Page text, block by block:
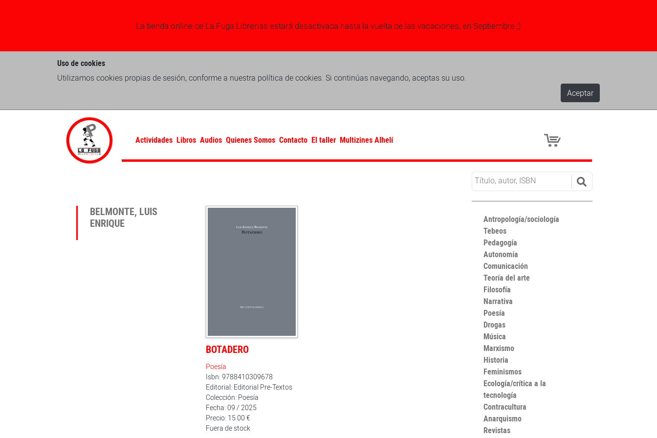
La tienda online de La Fuga Librerias estará desactivada hasta la vuelta de las vacaciones, en Septiembre ;)
Uso de cookies
Utilizamos cookies propias de sesión, conforme a nuestra política de cookies. Si continúas navegando, aceptas su uso.
Aceptar
Actividades Libros Audios Quienes Somos Contacto El taller Multizines Alhelí
BELMONTE, LUIS
ENRIQUE
BOTADERO
Poesía
Isbn: 9788410309678
Editorial: Editorial Pre-Textos
Colección: Poesía
Fecha: 09 / 2025
Precio: 15.00 €
Fuera de stock
Antropología/sociología
Tebeos
Pedagogía
Autonomía
Comunicación
Teoría del arte
Filosofía
Narrativa
Poesía
Drogas
Música
Marxismo
Historia
Feminismos
Ecología/crítica a la
tecnología
Contracultura
Anarquismo
Revistas